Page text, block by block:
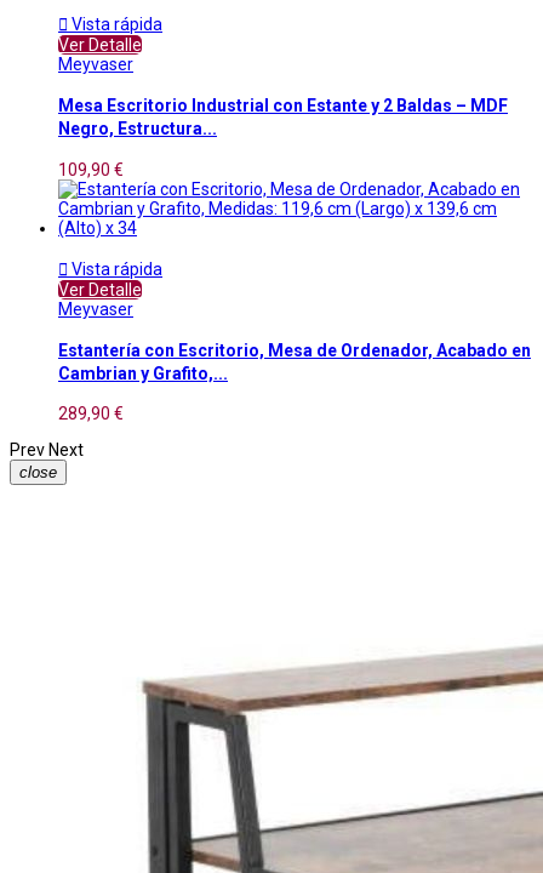
 Vista rápida
Ver Detalle
Meyvaser
Mesa Escritorio Industrial con Estante y 2 Baldas – MDF
Negro, Estructura...
109,90 €
 Vista rápida
Ver Detalle
Meyvaser
Estantería con Escritorio, Mesa de Ordenador, Acabado en
Cambrian y Grafito,...
289,90 €
Prev Next
close